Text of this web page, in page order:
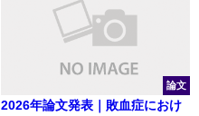
論文
2026年論文発表｜敗血症におけ